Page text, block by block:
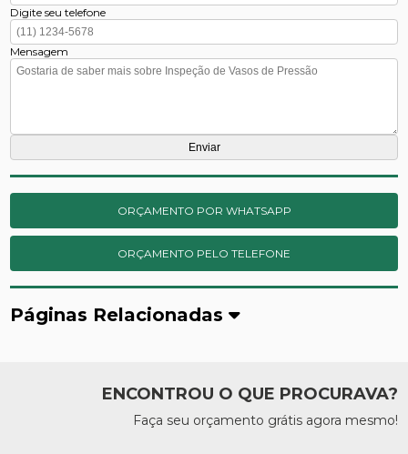
Digite seu telefone
Mensagem
ORÇAMENTO POR WHATSAPP
ORÇAMENTO PELO TELEFONE
Páginas Relacionadas
ENCONTROU O QUE PROCURAVA?
Faça seu orçamento grátis agora mesmo!